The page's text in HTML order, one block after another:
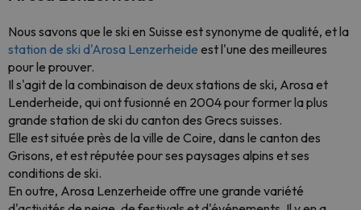
Nous savons que le ski en Suisse est synonyme de qualité, et la
station de ski d'Arosa Lenzerheide est l'une des meilleures
pour le prouver.
Il s'agit de la combinaison de deux stations de ski, Arosa et
Lenderheide, qui ont fusionné en 2004 pour former la plus
grande station de ski du canton des Grecs suisses.
Elle est située près de la ville de Coire, dans le canton des
Grisons, et est réputée pour ses paysages alpins et ses
conditions de ski.
En outre, Arosa Lenzerheide offre une grande variété